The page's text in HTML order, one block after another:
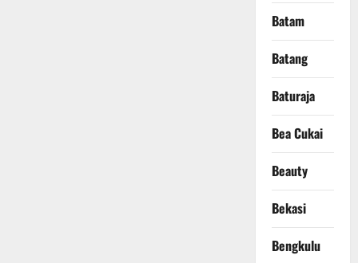
Batam
Batang
Baturaja
Bea Cukai
Beauty
Bekasi
Bengkulu